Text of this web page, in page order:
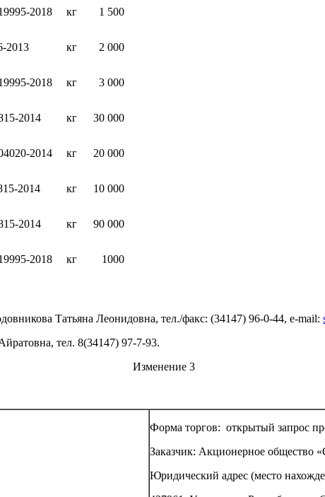
2018 кг 1 500
2013 кг 2 000
2018 кг 3 000
2014 кг 30 000
2014 кг 20 000
2014 кг 10 000
2014 кг 90 000
2018 кг 1000
Татьяна Леонидовна, тел./факс: (34147) 96-0-44, e-mail:
тел. 8(34147) 97-7-93.
Изменение 3
Форма торгов: открытый запрос
Заказчик: Акционерное общество
Юридический адрес (место